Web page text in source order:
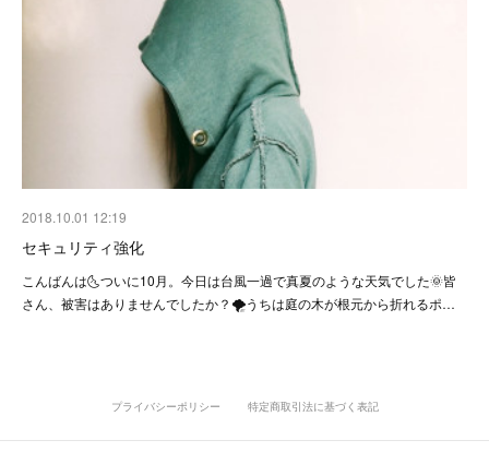
2018.10.01 12:19
セキュリティ強化
こんばんは🌜ついに10月。今日は台風一過で真夏のような天気でした🌞皆
さん、被害はありませんでしたか？🌪うちは庭の木が根元から折れるポ…
プライバシーポリシー 特定商取引法に基づく表記